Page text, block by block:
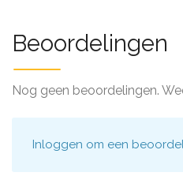
Beoordelingen
Nog geen beoordelingen.
Inloggen om een